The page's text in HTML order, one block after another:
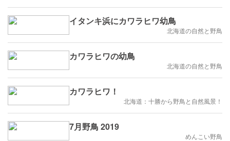
イタンキ浜にカワラヒワ幼鳥
北海道の自然と野鳥
カワラヒワの幼鳥
北海道の自然と野鳥
カワラヒワ！
北海道：十勝から野鳥と自然風景！
7月野鳥 2019
めんこい野鳥